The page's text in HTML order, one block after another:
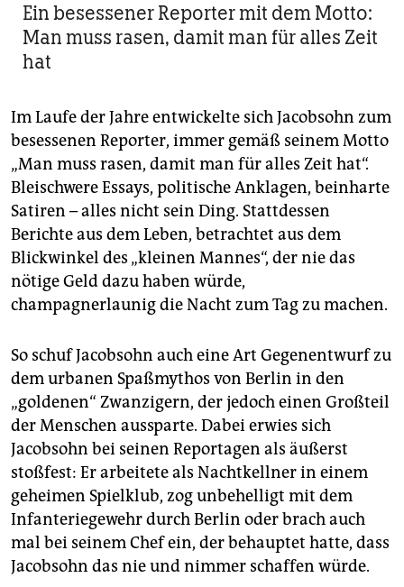
Ein besessener Reporter mit dem Motto:
Man muss rasen, damit man für alles Zeit
hat
Im Laufe der Jahre entwickelte sich Jacobsohn zum
besessenen Reporter, immer gemäß seinem Motto
„Man muss rasen, damit man für alles Zeit hat“.
Bleischwere Essays, politische Anklagen, beinharte
Satiren – alles nicht sein Ding. Stattdessen
Berichte aus dem Leben, betrachtet aus dem
Blickwinkel des „kleinen Mannes“, der nie das
nötige Geld dazu haben würde,
champagnerlaunig die Nacht zum Tag zu machen.
So schuf Jacobsohn auch eine Art Gegenentwurf zu
dem urbanen Spaßmythos von Berlin in den
„goldenen“ Zwanzigern, der jedoch einen Großteil
der Menschen aussparte. Dabei erwies sich
Jacobsohn bei seinen Reportagen als äußerst
stoßfest: Er arbeitete als Nachtkellner in einem
geheimen Spielklub, zog unbehelligt mit dem
Infanteriegewehr durch Berlin oder brach auch
mal bei seinem Chef ein, der behauptet hatte, dass
Jacobsohn das nie und nimmer schaffen würde.